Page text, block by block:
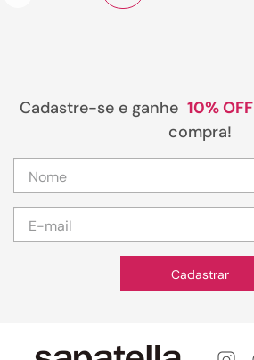
Cadastre-se e ganhe 10% OFF
compra!
Cadastrar